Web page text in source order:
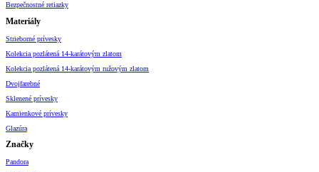
Bezpečnostné retiazky
Materiály
Strieborné prívesky
Kolekcia pozlátená 14-karátovým zlatom
Kolekcia pozlátená 14-karátovým ružovým zlatom
Dvojfarebné
Sklenené prívesky
Kamienkové prívesky
Glazúra
Značky
Pandora